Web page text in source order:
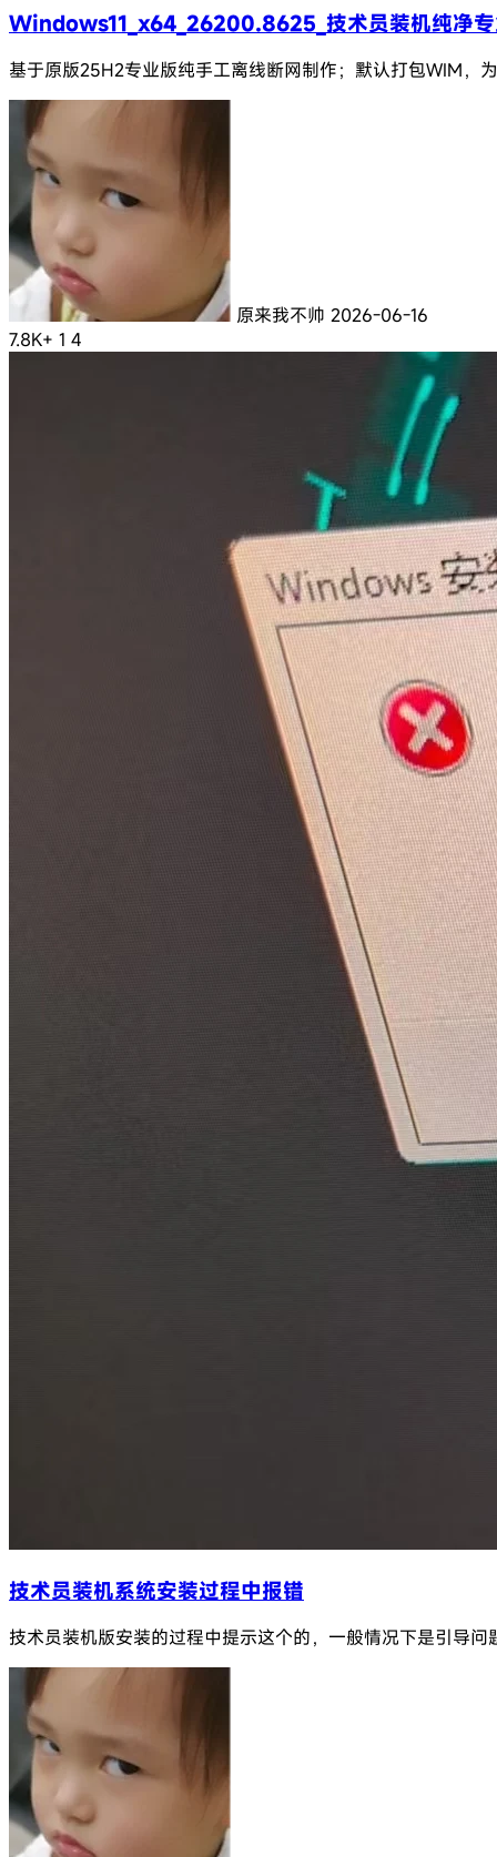
Windows11_x64_26200.8625_技术员装机纯净
基于原版25H2专业版纯手工离线断网制作；默认打包WIM，
原来我不帅 2026-06-16
7.8K+ 1 4
技术员装机系统安装过程中报错
技术员装机版安装的过程中提示这个的，一般情况下是引导